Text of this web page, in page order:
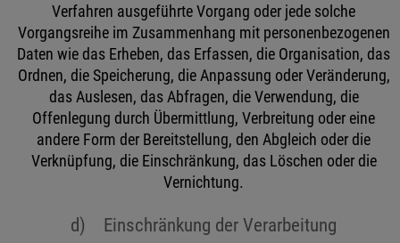
Verfahren ausgeführte Vorgang oder jede solche
Vorgangsreihe im Zusammenhang mit personenbezogenen
Daten wie das Erheben, das Erfassen, die Organisation, das
Ordnen, die Speicherung, die Anpassung oder Veränderung,
das Auslesen, das Abfragen, die Verwendung, die
Offenlegung durch Übermittlung, Verbreitung oder eine
andere Form der Bereitstellung, den Abgleich oder die
Verknüpfung, die Einschränkung, das Löschen oder die
Vernichtung.
d) Einschränkung der Verarbeitung